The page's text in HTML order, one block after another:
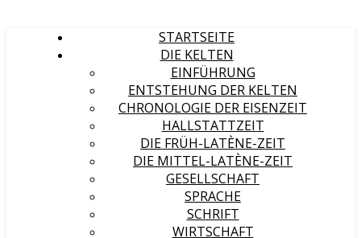
STARTSEITE
DIE KELTEN
EINFÜHRUNG
ENTSTEHUNG DER KELTEN
CHRONOLOGIE DER EISENZEIT
HALLSTATTZEIT
DIE FRÜH-LATÈNE-ZEIT
DIE MITTEL-LATÈNE-ZEIT
GESELLSCHAFT
SPRACHE
SCHRIFT
WIRTSCHAFT